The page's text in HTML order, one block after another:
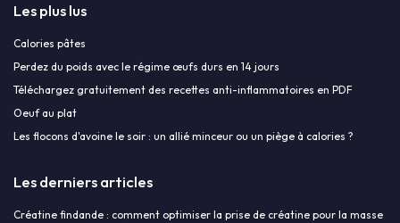
Les plus lus
Calories pâtes
Perdez du poids avec le régime œufs durs en 14 jours
Téléchargez gratuitement des recettes anti-inflammatoires en PDF
Oeuf au plat
Les flocons d'avoine le soir : un allié minceur ou un piège à calories ?
Les derniers articles
Créatine findande : comment optimiser la prise de créatine pour la masse